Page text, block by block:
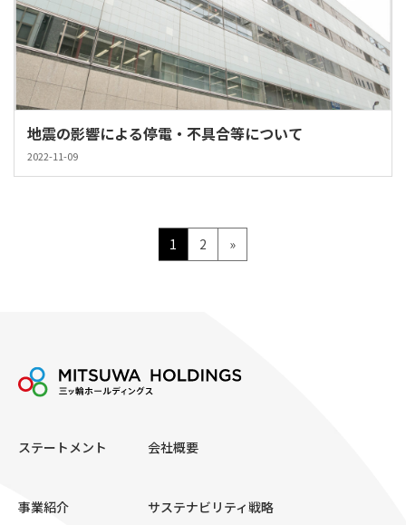
地震の影響による停電・不具合等について
2022-11-09
ー
ジ
り
ペ
ー
1
ペ
ー
2 »
ステートメント 会社概要
事業紹介 サステナビリティ戦略